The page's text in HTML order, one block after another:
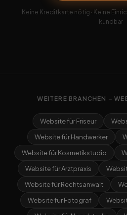
Keine Kreditkarte nötig · Keine
kündbar
WEITERE BRANCHEN –
Website für Friseur
Website für Handwerker
Website für Kosmetikstudio
Website für Arztpraxis
Website für Rechtsanwalt
Website für Fotograf